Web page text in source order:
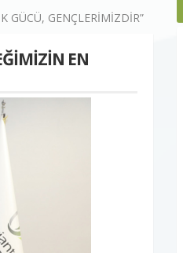
GÜCÜ, GENÇLERİMİZDİR”
EN